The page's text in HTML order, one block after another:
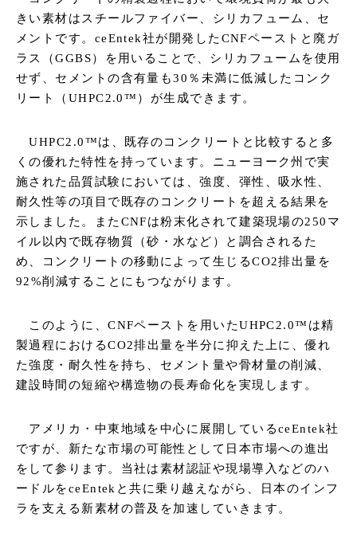
きい素材はスチールファイバー、シリカフューム、セ
メントです。ceEntek社が開発したCNFペーストと廃ガ
ラス（GGBS）を用いることで、シリカフュームを使用
せず、セメントの含有量も30％未満に低減したコンク
リート（UHPC2.0™）が生成できます。
UHPC2.0™は、既存のコンクリートと比較すると多
くの優れた特性を持っています。ニューヨーク州で実
施された品質試験においては、強度、弾性、吸水性、
耐久性等の項目で既存のコンクリートを超える結果を
示しました。またCNFは粉末化されて建築現場の250マ
イル以内で既存物質（砂・水など）と調合されるた
め、コンクリートの移動によって生じるCO2排出量を
92%削減することにもつながります。
このように、CNFペーストを用いたUHPC2.0™は精
製過程におけるCO2排出量を半分に抑えた上に、優れ
た強度・耐久性を持ち、セメント量や骨材量の削減、
建設時間の短縮や構造物の長寿命化を実現します。
アメリカ・中東地域を中心に展開しているceEntek社
ですが、新たな市場の可能性として日本市場への進出
をして参ります。当社は素材認証や現場導入などのハ
ードルをceEntekと共に乗り越えながら、日本のインフ
ラを支える新素材の普及を加速していきます。